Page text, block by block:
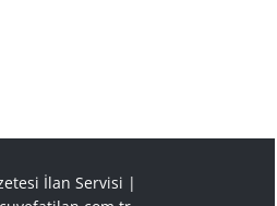
İlan Servisi |